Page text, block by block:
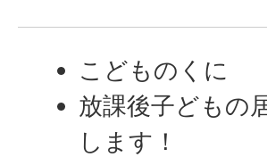
こどものくに
放課後子どもの
します！